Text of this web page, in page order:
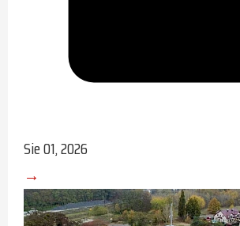
Sie 01, 2026
→